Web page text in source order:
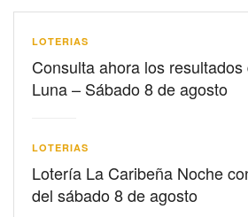
LOTERIAS
Consulta ahora los
Luna – Sábado 8 de agosto
LOTERIAS
Lotería La Caribeña Noche
del sábado 8 de agosto